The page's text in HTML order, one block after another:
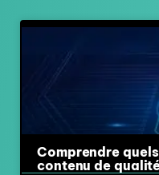
Comprendre
contenu de